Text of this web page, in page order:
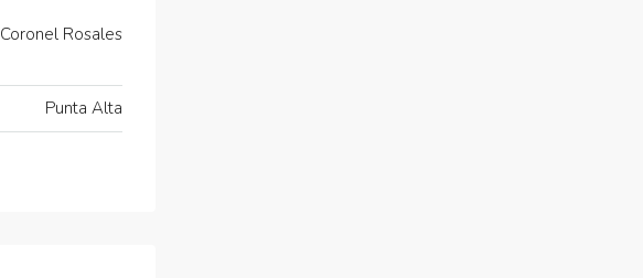
Coronel Rosales
Punta Alta